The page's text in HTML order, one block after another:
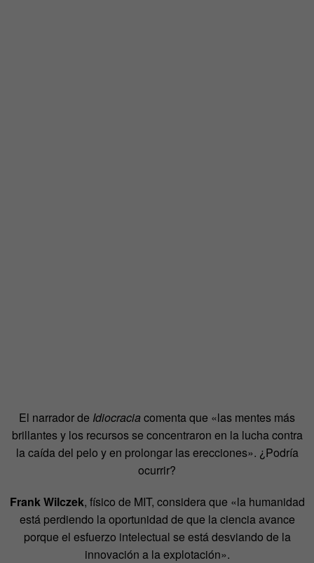
El narrador de Idiocracia comenta que «las mentes más
brillantes y los recursos se concentraron en la lucha contra
la caída del pelo y en prolongar las erecciones». ¿Podría
ocurrir?
Frank Wilczek, físico de MIT, considera que «la humanidad
está perdiendo la oportunidad de que la ciencia avance
porque el esfuerzo intelectual se está desviando de la
innovación a la explotación».